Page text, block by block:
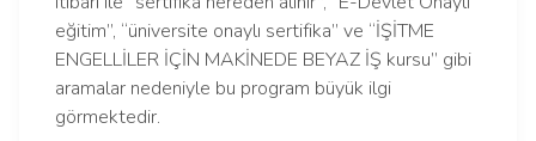
eğitim”, “üniversite onaylı sertifika” ve “İŞİTME
ENGELLİLER İÇİN MAKİNEDE BEYAZ İŞ kursu” gibi
aramalar nedeniyle bu program büyük ilgi
görmektedir.